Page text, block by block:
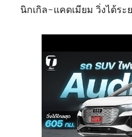
นิกเกิล-แคดเมียม วิ่งได้ระ